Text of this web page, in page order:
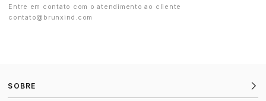
Entre em contato com o atendimento ao cliente
contato@brunxind.com
SOBRE